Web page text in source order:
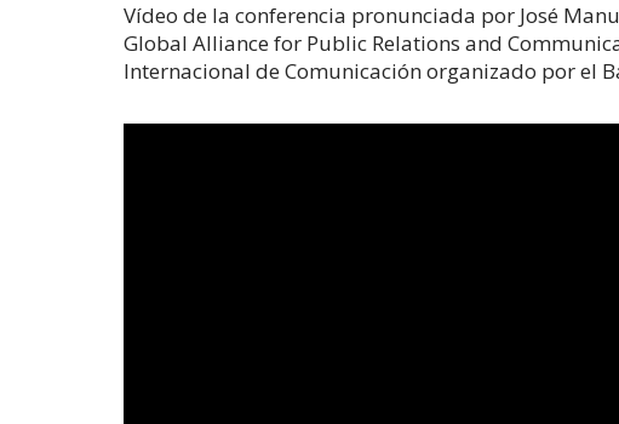
Vídeo de la conferencia pronunciada por José
Global Alliance for Public Relations and
Internacional de Comunicación organizado por el